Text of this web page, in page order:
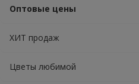
Оптовые цены
ХИТ продаж
Цветы любимой